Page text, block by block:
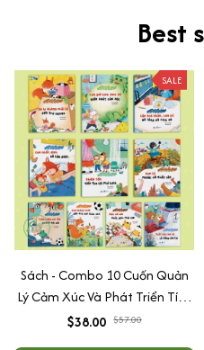
Best
SALE
Sách - Combo 10 Cuốn Quản
Lý Cảm Xúc Và Phát Triển Tính
Cách Cho Bé Từ 2 - 6 Tuổi
$38.00 $57.00